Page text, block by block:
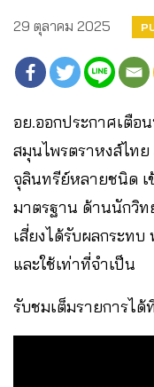
29 ตุลาคม 2025
อย.ออกประกาศเตือ
สมุนไพรตราหงส์ไท
จุลินทรีย์หลายชนิด
มาตรฐาน ด้านนักวิ
เสี่ยงได้รับผลกระท
และใช้เท่าที่จำเป็น
รับชมเต็มรายการได้